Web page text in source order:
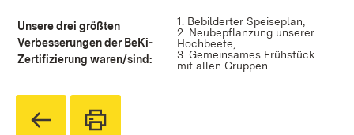
Unsere drei größten
Verbesserungen der BeKi-
Zertifizierung waren/sind:
1. Bebilderter Speiseplan;
2. Neubepflanzung unserer
Hochbeete;
3. Gemeinsames Frühstück
mit allen Gruppen